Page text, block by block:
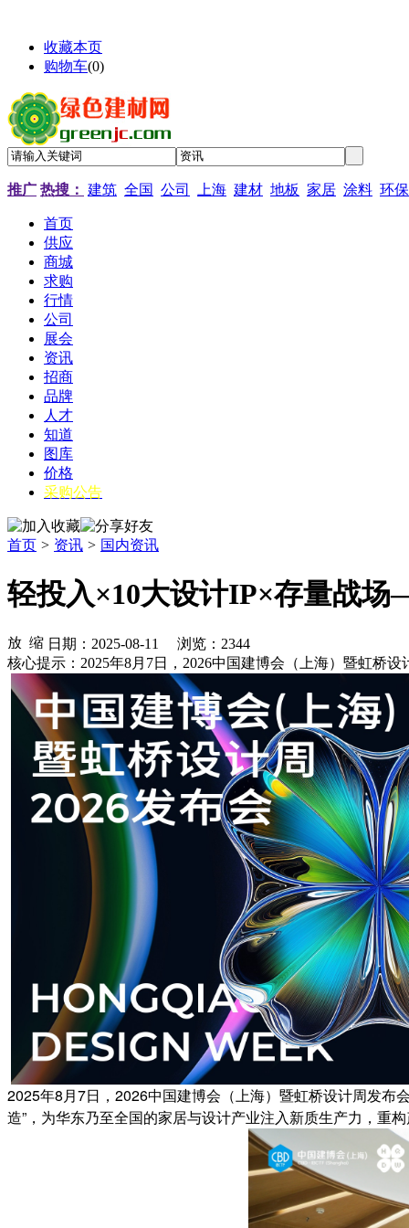
收藏本页
购物车(0)
推广 热搜： 建筑 全国 公司 上海 建材 地板 家居 涂料 环保
首页
供应
商城
求购
行情
公司
展会
资讯
招商
品牌
人才
知道
图库
价格
采购公告
首页 > 资讯 > 国内资讯
轻投入×10大设计IP×存量战
日期：2025-08-11 浏览： 2344
核心提示：2025年8月7日，2026中国建博会（上海）暨虹桥
2025年8月7日，2026中国建博会（上海）暨虹桥设计周发布
造”，为华东乃至全国的家居与设计产业注入新质生产力，重